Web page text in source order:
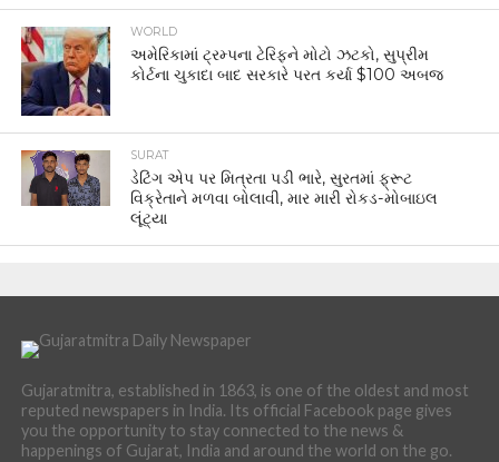
WORLD
અમેરિકામાં ટ્રમ્પના ટેરિફને મોટો ઝટકો, સુપ્રીમ
કોર્ટના ચુકાદા બાદ સરકારે પરત કર્યા $100 અબજ
SURAT
ડેટિંગ એપ પર મિત્રતા પડી ભારે, સુરતમાં ફ્રૂટ
વિક્રેતાને મળવા બોલાવી, માર મારી રોકડ-મોબાઇલ
લૂંટ્યા
Gujaratmitra, established in 1863, is one of the oldest and most
reputed newspapers in India. Its official Facebook page gives
you the opportunity to stay connected to the news &
happenings of Gujarat, India and around the world on the go.